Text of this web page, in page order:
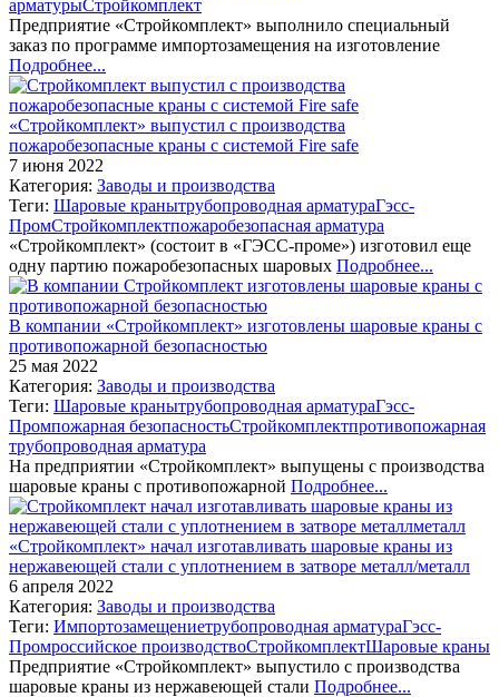
арматурыСтройкомплект
Предприятие «Стройкомплект» выполнило специальный
заказ по программе импортозамещения на изготовление
Подробнее...
«Стройкомплект» выпустил с производства
пожаробезопасные краны с системой Fire safe
7 июня 2022
Категория: Заводы и производства
Теги: Шаровые кранытрубопроводная арматураГэсс-
ПромСтройкомплектпожаробезопасная арматура
«Стройкомплект» (состоит в «ГЭСС-проме») изготовил еще
одну партию пожаробезопасных шаровых Подробнее...
В компании «Стройкомплект» изготовлены шаровые краны с
противопожарной безопасностью
25 мая 2022
Категория: Заводы и производства
Теги: Шаровые кранытрубопроводная арматураГэсс-
Промпожарная безопасностьСтройкомплектпротивопожарная
трубопроводная арматура
На предприятии «Стройкомплект» выпущены с производства
шаровые краны с противопожарной Подробнее...
«Стройкомплект» начал изготавливать шаровые краны из
нержавеющей стали с уплотнением в затворе металл/металл
6 апреля 2022
Категория: Заводы и производства
Теги: Импортозамещениетрубопроводная арматураГэсс-
Промроссийское производствоСтройкомплектШаровые краны
Предприятие «Стройкомплект» выпустило с производства
шаровые краны из нержавеющей стали Подробнее...